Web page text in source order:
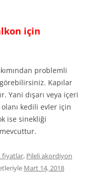
için
problemli
Kapılar
Yani dışarı veya içeri
kedili evler için
ise sinekliği
fiyatlar, Pileli akordiyon
Mart 14, 2018